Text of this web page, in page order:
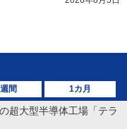
間 1カ月
超大型半導体工場「テラ